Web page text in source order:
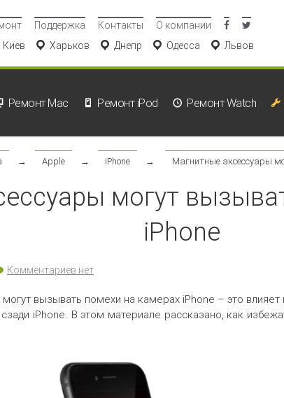
Поддержка Контакты
О компании
Киев
Харьков Днепр Одесса Львов
Ремонт Mac Ремонт iPod Ремонт Watch
→ Apple → iPhone → Магнитные аксессуары
могут
iPhone
Комментариев нет
вызывать помехи на камерах iPhone – это влияет
iPhone. В этом материале рассказано, как